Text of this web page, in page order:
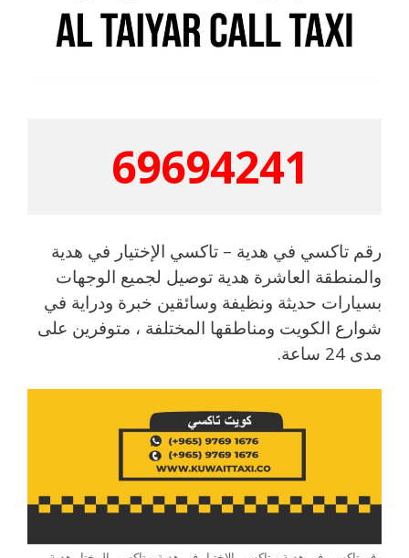
69694241
رقم تاكسي في هدية – تاكسي الإختيار في هدية
والمنطقة العاشرة هدية توصيل لجميع الوجهات
بسيارات حديثة ونظيفة وسائقين خبرة ودراية في
شوارع الكويت ومناطقها المختلفة ، متوفرين على
مدى 24 ساعة.